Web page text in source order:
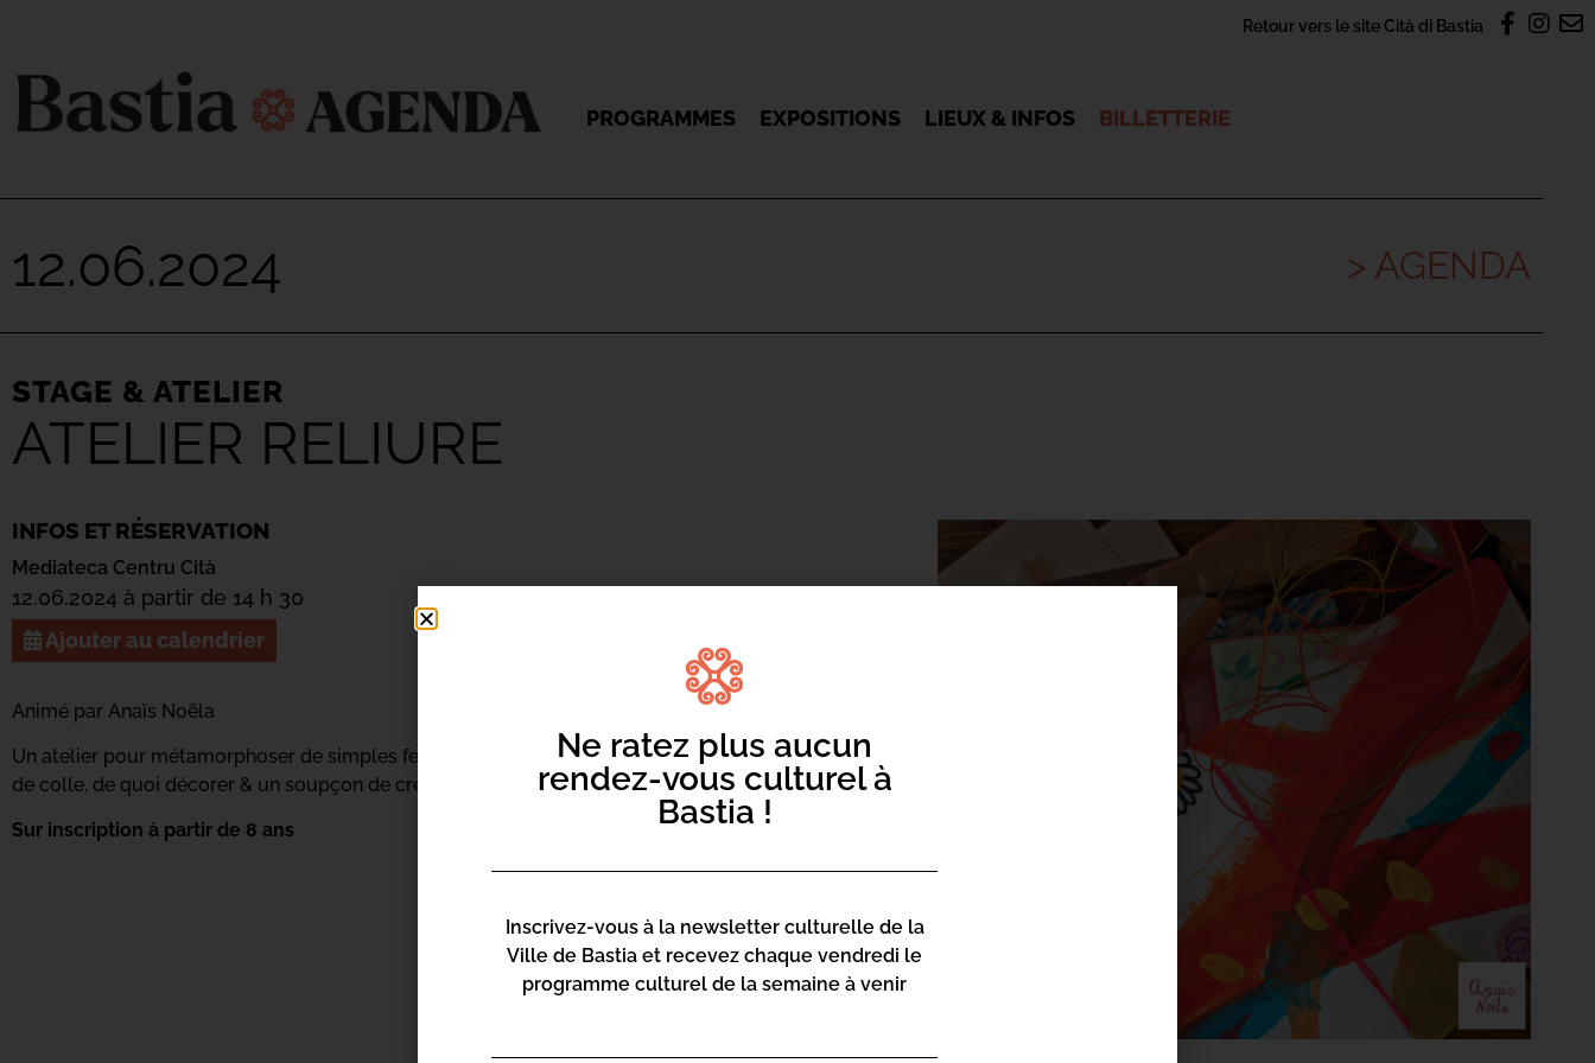
Retour vers le site Cità di Bastia
PROGRAMMES EXPOSITIONS LIEUX & INFOS BILLETTERIE
12.06.2024 > AGENDA
STAGE & ATELIER
ATELIER RELIURE
INFOS ET RÉSERVATION
Mediateca Centru Cità
12.06.2024 à partir de 14 h 30
Ajouter au calendrier
Animé par Anaïs Noëla
Un atelier pour métamorphoser de simples feuilles de papier en jolis carnets & livres. Un peu de fil,
de colle, de quoi décorer & un soupçon de créativité !
Sur inscription à partir de 8 ans
Ne ratez plus aucun
rendez-vous culturel à
Bastia !
Inscrivez-vous à la newsletter culturelle de la
Ville de Bastia et recevez chaque vendredi le
programme culturel de la semaine à venir